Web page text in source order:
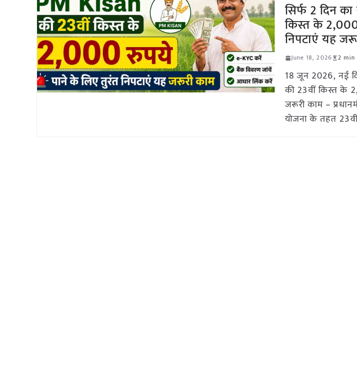
सिर्फ 2 दिन
किस्त के
निपटाएं यह
June 18, 2026 2 min
18 जून 2026, नई
की 23वीं किस्त के
जरूरी काम –
योजना के तहत